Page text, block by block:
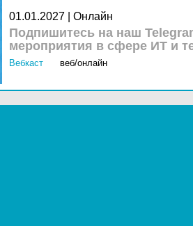
01.01.2027 | Онлайн
Подпишитесь на наш
мероприятия в сфере ИТ и
Вебкаст веб/онлайн